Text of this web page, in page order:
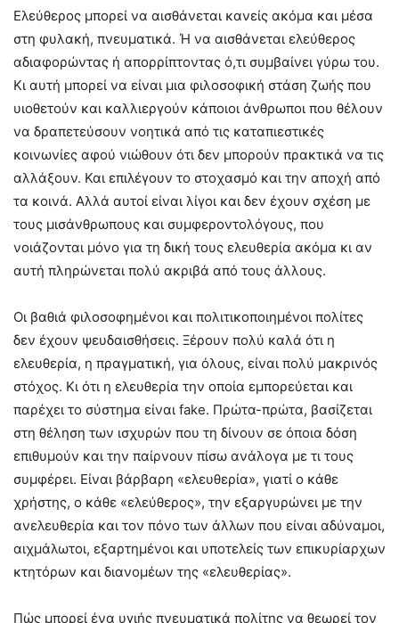
Ελεύθερος μπορεί να αισθάνεται κανείς ακόμα και μέσα
στη φυλακή, πνευματικά. Ή να αισθάνεται ελεύθερος
αδιαφορώντας ή απορρίπτοντας ό,τι συμβαίνει γύρω του.
Κι αυτή μπορεί να είναι μια φιλοσοφική στάση ζωής που
υιοθετούν και καλλιεργούν κάποιοι άνθρωποι που θέλουν
να δραπετεύσουν νοητικά από τις καταπιεστικές
κοινωνίες αφού νιώθουν ότι δεν μπορούν πρακτικά να τις
αλλάξουν. Και επιλέγουν το στοχασμό και την αποχή από
τα κοινά. Αλλά αυτοί είναι λίγοι και δεν έχουν σχέση με
τους μισάνθρωπους και συμφεροντολόγους, που
νοιάζονται μόνο για τη δική τους ελευθερία ακόμα κι αν
αυτή πληρώνεται πολύ ακριβά από τους άλλους.
Οι βαθιά φιλοσοφημένοι και πολιτικοποιημένοι πολίτες
δεν έχουν ψευδαισθήσεις. Ξέρουν πολύ καλά ότι η
ελευθερία, η πραγματική, για όλους, είναι πολύ μακρινός
στόχος. Κι ότι η ελευθερία την οποία εμπορεύεται και
παρέχει το σύστημα είναι fake. Πρώτα-πρώτα, βασίζεται
στη θέληση των ισχυρών που τη δίνουν σε όποια δόση
επιθυμούν και την παίρνουν πίσω ανάλογα με τι τους
συμφέρει. Είναι βάρβαρη «ελευθερία», γιατί ο κάθε
χρήστης, ο κάθε «ελεύθερος», την εξαργυρώνει με την
ανελευθερία και τον πόνο των άλλων που είναι αδύναμοι,
αιχμάλωτοι, εξαρτημένοι και υποτελείς των επικυρίαρχων
κτητόρων και διανομέων της «ελευθερίας».
Πώς μπορεί ένα υγιής πνευματικά πολίτης να θεωρεί τον